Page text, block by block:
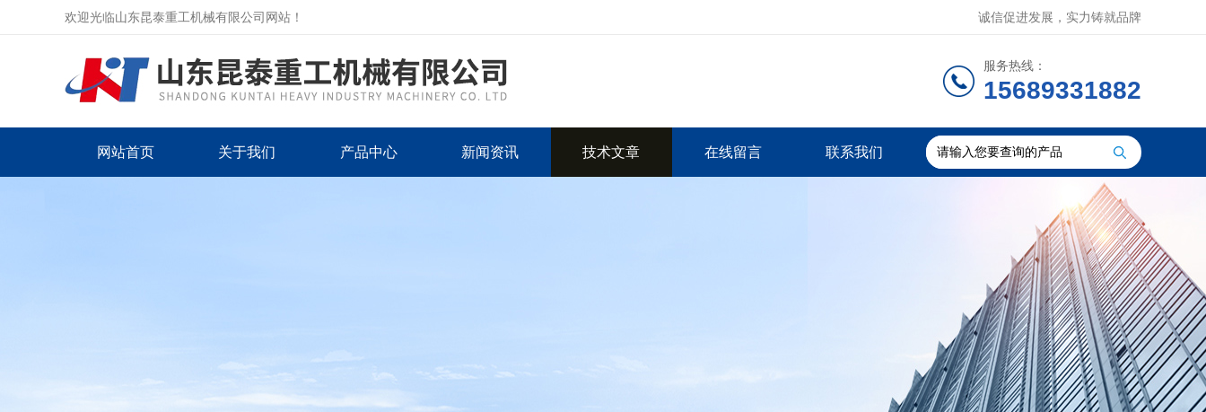
欢迎光临山东昆泰重工机械有限公司网站！ 诚信促进发展，实力铸就品牌
服务热线：
15689331882
网站首页 关于我们 产品中心 新闻资讯 技术文章 在线留言 联系我们